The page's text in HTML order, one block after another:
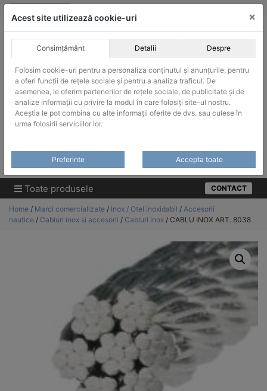
Skip
ACHIZITII PUBLICE
Produsele pot fi achizitionate si in sistemul SEAP / SICAP
Products
Toate produsele CONTACT
Home / Marci comercializate / Inox / Otel inoxidabil / Accesorii
nautice / Cabluri inox si accesorii / Cabluri inox / CABLU INOX ART. 8038
Acest site utilizează cookie-uri ×
Consimțământ Detalii Despre
Folosim cookie-uri pentru a personaliza conținutul și anunțurile, pentru
a oferi funcții de rețele sociale și pentru a analiza traficul. De
asemenea, le oferim partenerilor de rețele sociale, de publicitate și de
analize informații cu privire la modul în care folosiți site-ul nostru.
Aceștia le pot combina cu alte informații oferite de dvs. sau culese în
urma folosirii serviciilor lor.
Preferinte Accepta toate